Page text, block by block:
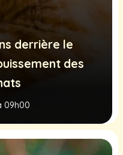
derrière le
des
09h00